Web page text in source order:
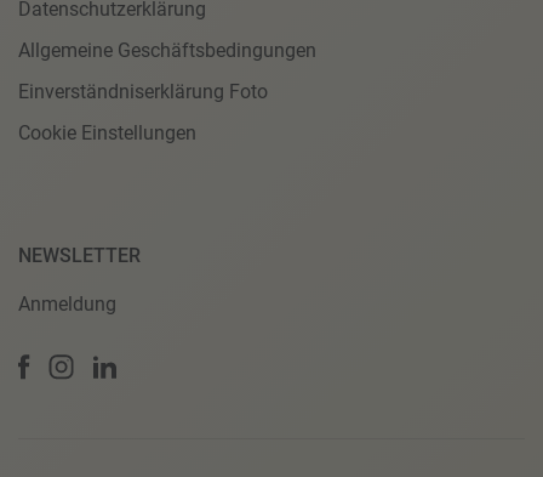
Datenschutzerklärung
Allgemeine Geschäftsbedingungen
Einverständniserklärung Foto
Cookie Einstellungen
NEWSLETTER
Anmeldung